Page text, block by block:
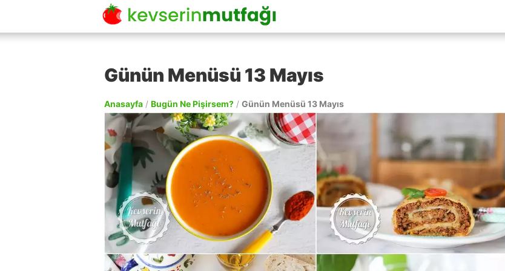
Günün Menüsü 13 Mayıs
Anasayfa / Bugün Ne Pişirsem? / Günün Menüsü 13 Mayıs